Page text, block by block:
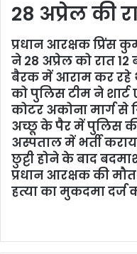
28 अप्रेल की
प्रधान आरक्षक प्रिंस
ने 28 अप्रेल को रात
बैरक में आराम कर रहे
को पुलिस टीम ने
कोटर अकोना मार्ग से
अच्छू के पैर में पुलिस
अस्पताल में भर्ती
छुट्टी होने के बाद
प्रधान आरक्षक की
हत्या का मुकदमा दर्ज